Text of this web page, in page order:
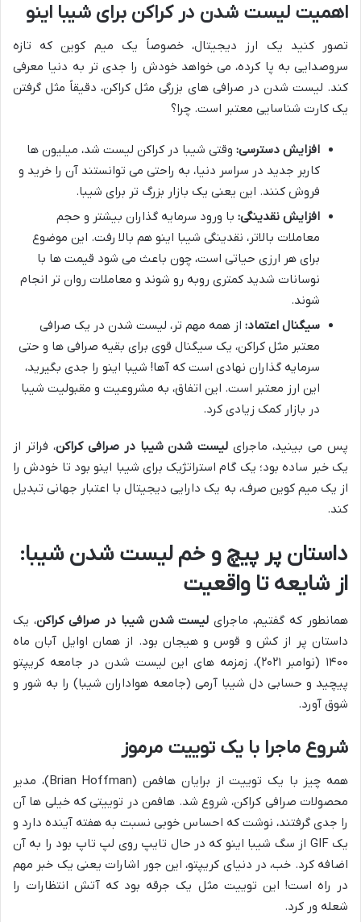
اهمیت لیست شدن در کراکن برای شیبا اینو
تصور کنید یک ارز دیجیتال، خصوصاً یک میم کوین که تازه
سروصدایی به پا کرده، می خواهد خودش را جدی تر به دنیا معرفی
کند. لیست شدن در صرافی های بزرگی مثل کراکن، دقیقاً مثل گرفتن
یک کارت شناسایی معتبر است. چرا؟
افزایش دسترسی: وقتی شیبا در کراکن لیست شد، میلیون ها
کاربر جدید در سراسر دنیا، به راحتی می توانستند آن را خرید و
فروش کنند. این یعنی یک بازار بزرگ تر برای شیبا.
افزایش نقدینگی: با ورود سرمایه گذاران بیشتر و حجم
معاملات بالاتر، نقدینگی شیبا اینو هم بالا رفت. این موضوع
برای هر ارزی حیاتی است، چون باعث می شود قیمت ها با
نوسانات شدید کمتری روبه رو شوند و معاملات روان تر انجام
شوند.
سیگنال اعتماد: از همه مهم تر، لیست شدن در یک صرافی
معتبر مثل کراکن، یک سیگنال قوی برای بقیه صرافی ها و حتی
سرمایه گذاران نهادی است که آها! شیبا اینو را جدی بگیرید،
این ارز معتبر است. این اتفاق، به مشروعیت و مقبولیت شیبا
در بازار کمک زیادی کرد.
پس می بینید، ماجرای لیست شدن شیبا در صرافی کراکن، فراتر از
یک خبر ساده بود؛ یک گام استراتژیک برای شیبا اینو بود تا خودش را
از یک میم کوین صرف، به یک دارایی دیجیتال با اعتبار جهانی تبدیل
کند.
داستان پر پیچ و خم لیست شدن شیبا:
از شایعه تا واقعیت
همانطور که گفتیم، ماجرای لیست شدن شیبا در صرافی کراکن، یک
داستان پر از کش و قوس و هیجان بود. از همان اوایل آبان ماه
۱۴۰۰ (نوامبر ۲۰۲۱)، زمزمه های این لیست شدن در جامعه کریپتو
پیچید و حسابی دل شیبا آرمی (جامعه هواداران شیبا) را به شور و
شوق آورد.
شروع ماجرا با یک توییت مرموز
همه چیز با یک توییت از برایان هافمن (Brian Hoffman)، مدیر
محصولات صرافی کراکن، شروع شد. هافمن در توییتی که خیلی ها آن
را جدی گرفتند، نوشت که احساس خوبی نسبت به هفته آینده دارد و
یک GIF از سگ شیبا اینو که در حال تایپ روی لپ تاپ بود را به آن
اضافه کرد. خب، در دنیای کریپتو، این جور اشارات یعنی یک خبر مهم
در راه است! این توییت مثل یک جرقه بود که آتش انتظارات را
شعله ور کرد.